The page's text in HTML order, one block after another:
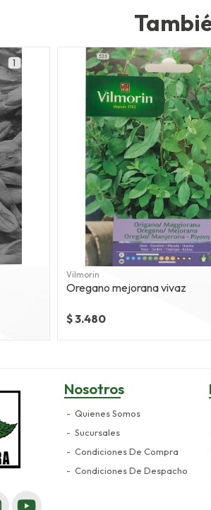
Vilmorin
Oregano mejorana vivaz
$ 3.480
Nosotros
Quienes Somos
Sucursales
Condiciones De Compra
Condiciones De Despacho